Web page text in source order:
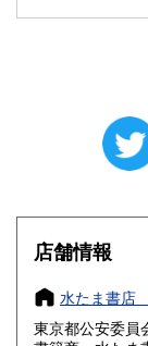
滋賀県
大阪府
奈良県
店舗情報
水たま書店
東京都公安委